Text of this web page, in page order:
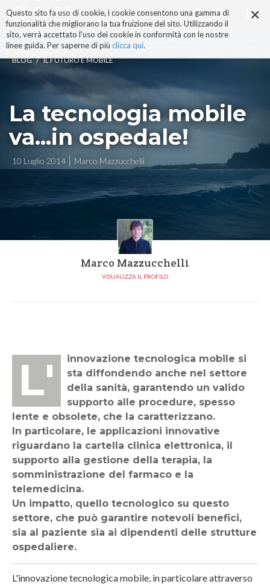
×
Questo sito fa uso di cookie, i cookie consentono una gamma di
funzionalità che migliorano la tua fruizione del sito. Utilizzando il
sito, verrà accettato l'uso dei cookie in conformità con le nostre
linee guida. Per saperne di più clicca qui.
ai
contenuti.
|
alla
navigazione
BLOG / IL FUTURO È MOBILE
La tecnologia mobile
va...in ospedale!
10 Luglio 2014 Marco Mazzucchelli
Marco Mazzucchelli
VISUALIZZA IL PROFILO
L'innovazione tecnologica mobile si
sta diffondendo anche nel settore
della sanità, garantendo un valido
supporto alle procedure, spesso
lente e obsolete, che la caratterizzano.
In particolare, le applicazioni innovative
riguardano la cartella clinica elettronica, il
supporto alla gestione della terapia, la
somministrazione del farmaco e la
telemedicina.
Un impatto, quello tecnologico su questo
settore, che può garantire notevoli benefici,
sia al paziente sia ai dipendenti delle strutture
ospedaliere.
L'innovazione tecnologica mobile, in particolare attraverso